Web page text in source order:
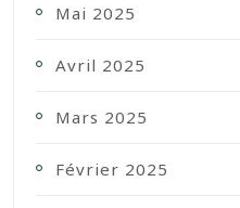
Mai 2025
Avril 2025
Mars 2025
Février 2025